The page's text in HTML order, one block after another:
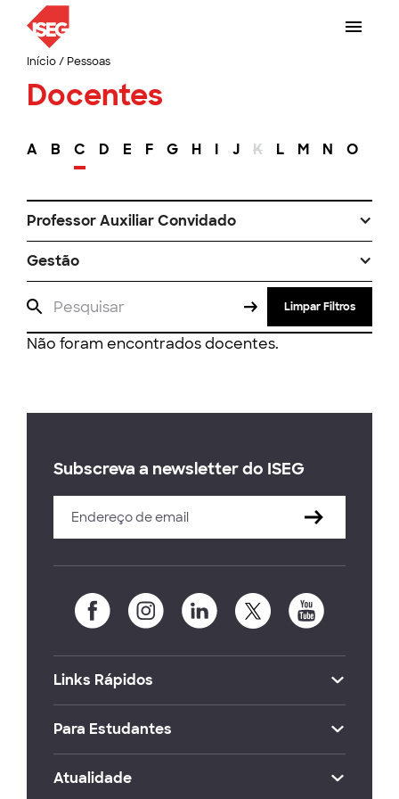
Início/ Pessoas
Docentes
A B C D E F G H I J K L M N O
Professor Auxiliar Convidado
Gestão
Limpar Filtros
Não foram encontrados docentes.
Subscreva a newsletter do ISEG
Links Rápidos
Para Estudantes
Atualidade